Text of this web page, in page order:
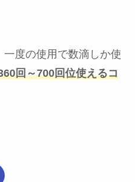
一度の使用で数滴しか使
回～700回位使えるコ